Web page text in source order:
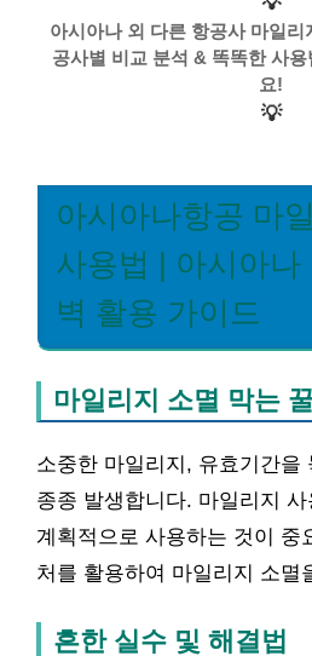
아시아나 외 다른 항공사 마일
공사별 비교 분석 & 똑똑한 사용
요!
💡
아시아나항공 마
사용법 | 아시아나
벽 활용 가이드
마일리지 소멸 막는
소중한 마일리지, 유효기간을
종종 발생합니다. 마일리지
계획적으로 사용하는 것이 중
처를 활용하여 마일리지 소멸
흔한 실수 및 해결법